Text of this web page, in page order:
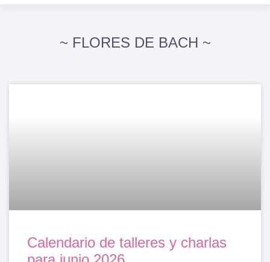
~ FLORES DE BACH ~
Calendario de talleres y charlas